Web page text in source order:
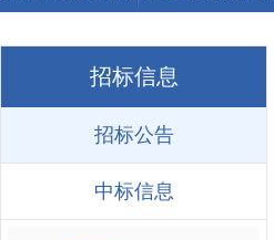
招标信息
招标公告
中标信息